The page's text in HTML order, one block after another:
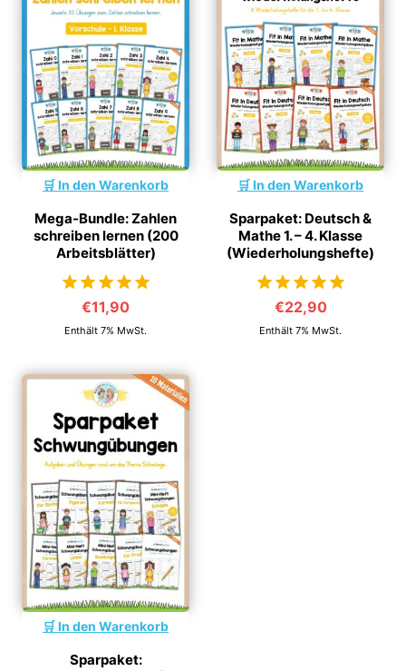
In den Warenkorb
Mega-Bundle: Zahlen
schreiben lernen (200
Arbeitsblätter)
von 5
€11,90
Enthält 7% MwSt.
In den Warenkorb
Sparpaket: Deutsch &
Mathe 1. – 4. Klasse
(Wiederholungshefte)
von 5
€22,90
Enthält 7% MwSt.
In den Warenkorb
Sparpaket: